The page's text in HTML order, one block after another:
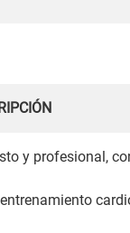
y profesional,